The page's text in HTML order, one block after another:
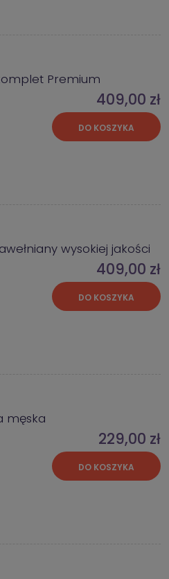
Premium
409,00 zł
DO KOSZYKA
wysokiej jakości
409,00 zł
DO KOSZYKA
męska
229,00 zł
DO KOSZYKA